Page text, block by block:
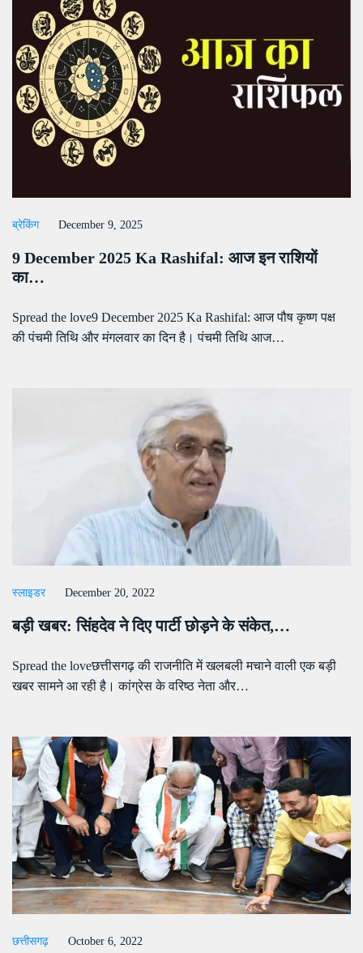
ब्रेकिंग December 9, 2025
9 December 2025 Ka Rashifal: आज इन राशियों
का…
Spread the love9 December 2025 Ka Rashifal: आज पौष कृष्ण पक्ष
की पंचमी तिथि और मंगलवार का दिन है। पंचमी तिथि आज…
स्लाइडर December 20, 2022
बड़ी खबर: सिंंहदेव ने दिए पार्टी छोड़ने के संकेत,…
Spread the loveछत्तीसगढ़ की राजनीति में खलबली मचाने वाली एक बड़ी
खबर सामने आ रही है। कांग्रेस के वरिष्ठ नेता और…
छत्तीसगढ़ October 6, 2022